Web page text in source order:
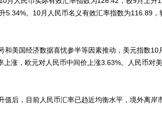
5.34%。10月人民币名义有效汇率指数为116.89，
美国经济数据喜忧参半等因素推动，美元指数10
涨，欧元对人民币中间价上涨3.63%。人民币对
后，目前人民币汇率已趋近均衡水平，境外离岸